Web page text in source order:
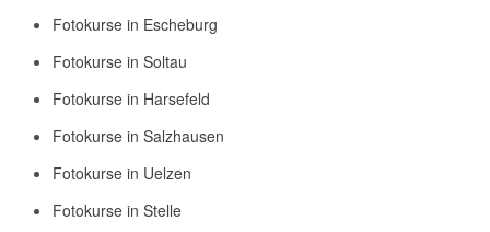
Fotokurse in Escheburg
Fotokurse in Soltau
Fotokurse in Harsefeld
Fotokurse in Salzhausen
Fotokurse in Uelzen
Fotokurse in Stelle